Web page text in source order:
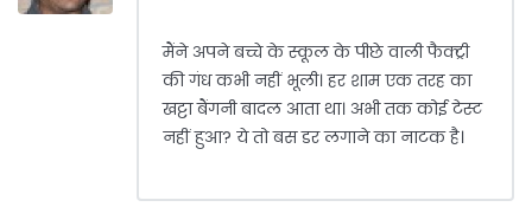
मैंने अपने बच्चे के स्कूल के पीछे वाली फैक्ट्री
की गंध कभी नहीं भूली। हर शाम एक तरह का
खट्टा बैंगनी बादल आता था। अभी तक कोई टेस्ट
नहीं हुआ? ये तो बस डर लगाने का नाटक है।